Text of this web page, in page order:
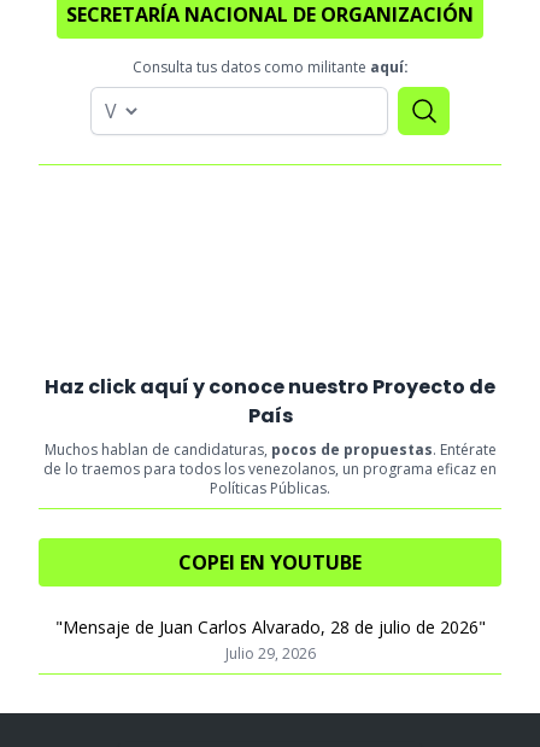
SECRETARÍA NACIONAL DE ORGANIZACIÓN
Consulta tus datos como militante aquí:
Haz click aquí y conoce nuestro Proyecto de
País
Muchos hablan de candidaturas, pocos de propuestas. Entérate
de lo traemos para todos los venezolanos, un programa eficaz en
Políticas Públicas.
COPEI EN YOUTUBE
"Mensaje de Juan Carlos Alvarado, 28 de julio de 2026"
Julio 29, 2026